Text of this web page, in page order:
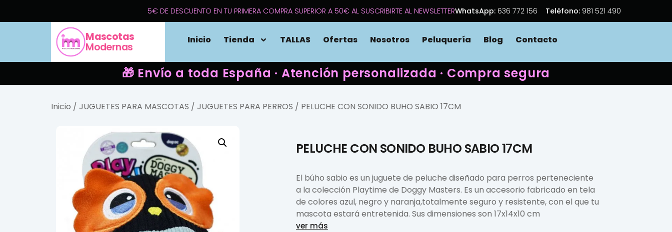
5€ DE DESCUENTO EN TU PRIMERA COMPRA SUPERIOR A 50€ AL SUSCRIBIRTE AL NEWSLETTERWhatsApp: 636 772 156 Teléfono: 981 521 490
Mascotas
Modernas
Inicio Tienda TALLAS Ofertas Nosotros Peluquería Blog Contacto
🎁 Envío a toda España · Atención personalizada · Compra segura
Inicio / JUGUETES PARA MASCOTAS / JUGUETES PARA PERROS / PELUCHE CON SONIDO BUHO SABIO 17CM
PELUCHE CON SONIDO BUHO SABIO 17CM
El búho sabio es un juguete de peluche diseñado para perros perteneciente
a la colección Playtime de Doggy Masters. Es un accesorio fabricado en tela
de colores azul, negro y naranja,totalmente seguro y resistente, con el que tu
mascota estará entretenida. Sus dimensiones son 17x14x10 cm
ver más